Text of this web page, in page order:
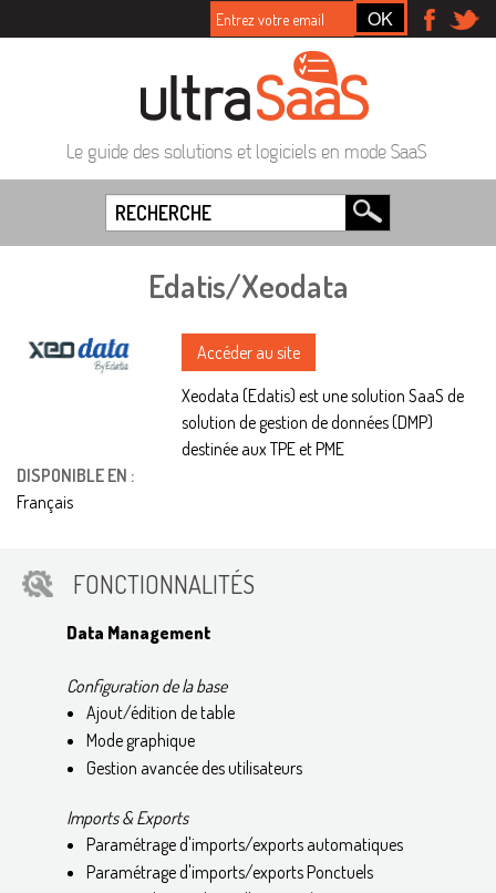
Le guide des solutions et logiciels en mode SaaS
Edatis/Xeodata
Accéder au site
Xeodata (Edatis) est une solution SaaS de
solution de gestion de données (DMP)
destinée aux TPE et PME
DISPONIBLE EN :
Français
FONCTIONNALITÉS
Data Management
Configuration de la base
Ajout/édition de table
Mode graphique
Gestion avancée des utilisateurs
Imports & Exports
Paramétrage d'imports/exports automatiques
Paramétrage d'imports/exports Ponctuels